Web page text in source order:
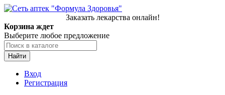
Заказать лекарства онлайн!
Корзина ждет
Выберите любое предложение
Найти
Вход
Регистрация